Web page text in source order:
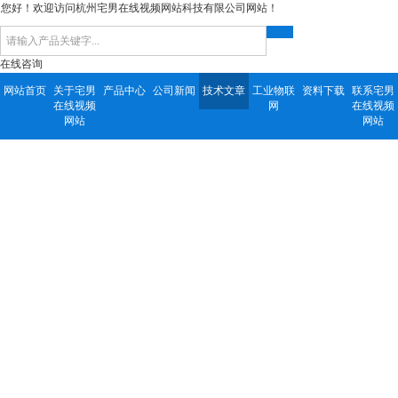
您好！欢迎访问杭州宅男在线视频网站科技有限公司网站！
在线咨询
网站首页
关于宅男
在线视频
网站
产品中心 公司新闻 技术文章 工业物联
网
资料下载 联系宅男
在线视频
网站